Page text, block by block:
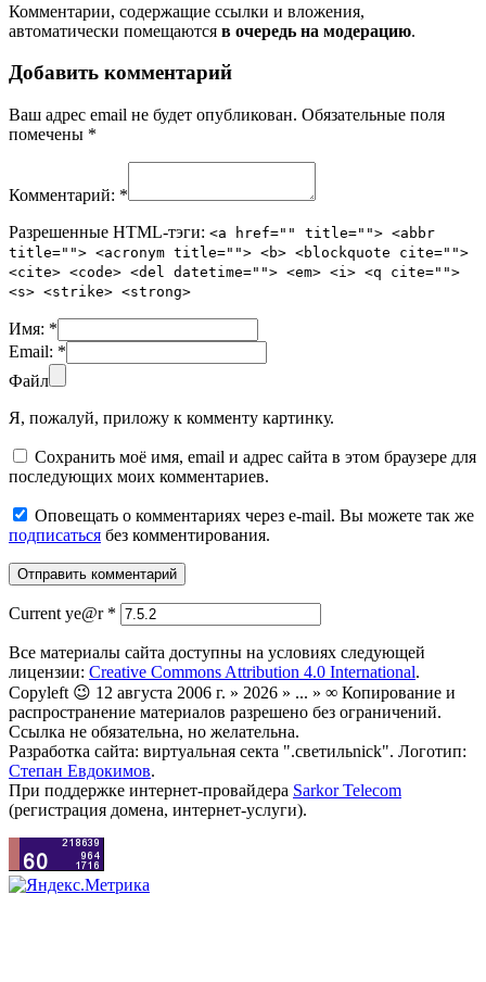
Комментарии, содержащие ссылки и вложения,
автоматически помещаются в очередь на модерацию.
Добавить комментарий
Ваш адрес email не будет опубликован. Обязательные поля
помечены *
Комментарий: *
Разрешенные HTML-тэги: <a href="" title=""> <abbr
title=""> <acronym title=""> <b> <blockquote cite="">
<cite> <code> <del datetime=""> <em> <i> <q cite="">
<s> <strike> <strong>
Имя: *
Email: *
Файл
Я, пожалуй, приложу к комменту картинку.
Сохранить моё имя, email и адрес сайта в этом браузере для
последующих моих комментариев.
Оповещать о комментариях через e-mail. Вы можете так же
подписаться без комментирования.
Current ye@r *
Все материалы сайта доступны на условиях следующей
лицензии: Creative Commons Attribution 4.0 International.
Copyleft 😉 12 августа 2006 г. » 2026 » ... » ∞ Копирование и
распространение материалов разрешено без ограничений.
Ссылка не обязательна, но желательна.
Разработка сайта: виртуальная секта ".светильnick". Логотип:
Степан Евдокимов.
При поддержке интернет-провайдера Sarkor Telecom
(регистрация домена, интернет-услуги).